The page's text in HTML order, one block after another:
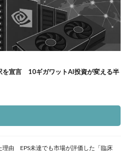
を宣言 10ギガワットAI投資が変える半
理由 EPS未達でも市場が評価した「臨床